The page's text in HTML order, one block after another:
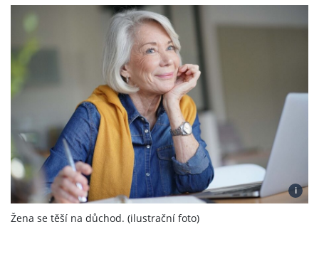
i
Žena se těší na důchod. (ilustrační foto)